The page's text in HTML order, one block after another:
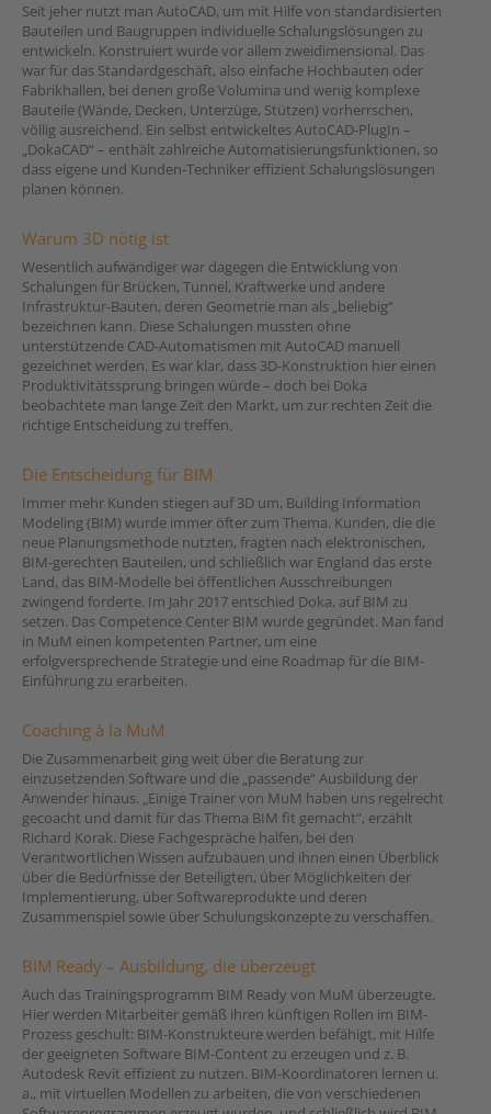
Seit jeher nutzt man AutoCAD, um mit Hilfe von standardisierten
Bauteilen und Baugruppen individuelle Schalungslösungen zu
entwickeln. Konstruiert wurde vor allem zweidimensional. Das
war für das Standardgeschäft, also einfache Hochbauten oder
Fabrikhallen, bei denen große Volumina und wenig komplexe
Bauteile (Wände, Decken, Unterzüge, Stützen) vorherrschen,
völlig ausreichend. Ein selbst entwickeltes AutoCAD-PlugIn –
„DokaCAD“ – enthält zahlreiche Automatisierungsfunktionen, so
dass eigene und Kunden-Techniker effizient Schalungslösungen
planen können.
Warum 3D nötig ist
Wesentlich aufwändiger war dagegen die Entwicklung von
Schalungen für Brücken, Tunnel, Kraftwerke und andere
Infrastruktur-Bauten, deren Geometrie man als „beliebig“
bezeichnen kann. Diese Schalungen mussten ohne
unterstützende CAD-Automatismen mit AutoCAD manuell
gezeichnet werden. Es war klar, dass 3D-Konstruktion hier einen
Produktivitätssprung bringen würde – doch bei Doka
beobachtete man lange Zeit den Markt, um zur rechten Zeit die
richtige Entscheidung zu treffen.
Die Entscheidung für BIM
Immer mehr Kunden stiegen auf 3D um, Building Information
Modeling (BIM) wurde immer öfter zum Thema. Kunden, die die
neue Planungsmethode nutzten, fragten nach elektronischen,
BIM-gerechten Bauteilen, und schließlich war England das erste
Land, das BIM-Modelle bei öffentlichen Ausschreibungen
zwingend forderte. Im Jahr 2017 entschied Doka, auf BIM zu
setzen. Das Competence Center BIM wurde gegründet. Man fand
in MuM einen kompetenten Partner, um eine
erfolgversprechende Strategie und eine Roadmap für die BIM-
Einführung zu erarbeiten.
Coaching à la MuM
Die Zusammenarbeit ging weit über die Beratung zur
einzusetzenden Software und die „passende“ Ausbildung der
Anwender hinaus. „Einige Trainer von MuM haben uns regelrecht
gecoacht und damit für das Thema BIM fit gemacht“, erzählt
Richard Korak. Diese Fachgespräche halfen, bei den
Verantwortlichen Wissen aufzubauen und ihnen einen Überblick
über die Bedürfnisse der Beteiligten, über Möglichkeiten der
Implementierung, über Softwareprodukte und deren
Zusammenspiel sowie über Schulungskonzepte zu verschaffen.
BIM Ready – Ausbildung, die überzeugt
Auch das Trainingsprogramm BIM Ready von MuM überzeugte.
Hier werden Mitarbeiter gemäß ihren künftigen Rollen im BIM-
Prozess geschult: BIM-Konstrukteure werden befähigt, mit Hilfe
der geeigneten Software BIM-Content zu erzeugen und z. B.
Autodesk Revit effizient zu nutzen. BIM-Koordinatoren lernen u.
a., mit virtuellen Modellen zu arbeiten, die von verschiedenen